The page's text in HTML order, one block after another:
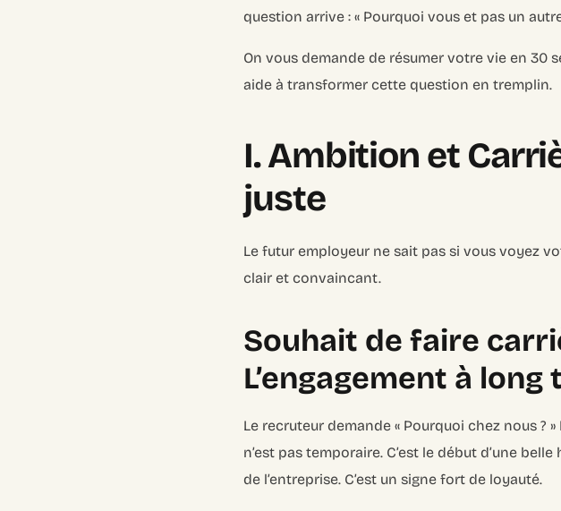
question arrive : « Pourquoi vous et pas un
On vous demande de résumer votre vie en 30
aide à transformer cette question en tremplin.
I. Ambition et
juste
Le futur employeur ne sait pas si vous voyez
clair et convaincant.
Souhait de faire
L’engagement à
Le recruteur demande « Pourquoi chez nous
n’est pas temporaire. C’est le début d’une
de l’entreprise. C’est un signe fort de loyauté.